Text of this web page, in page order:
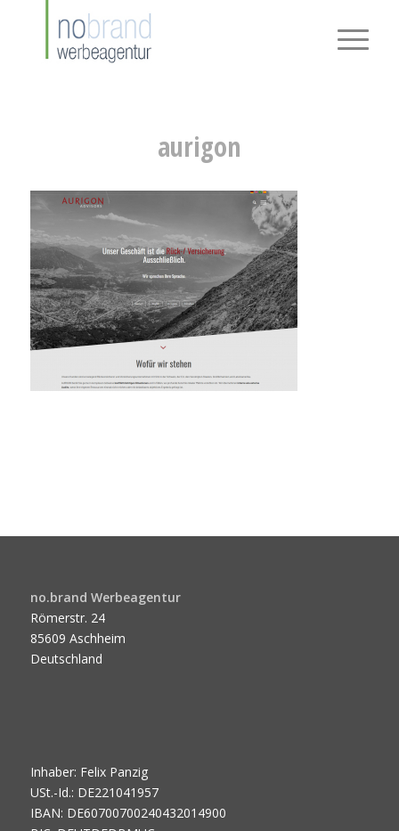
aurigon
no.brand Werbeagentur
Römerstr. 24
85609 Aschheim
Deutschland
Inhaber: Felix Panzig
USt.-Id.: DE221041957
IBAN: DE60700700240432014900